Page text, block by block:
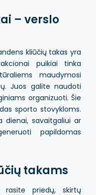
– verslo
kliūčių takas yra
puikiai tinka
maudymosi
Juos galite naudoti
organizuoti. Šie
sporto stovykloms.
dienai, savaitgaliui ar
papildomas
takams
priedų, skirtų